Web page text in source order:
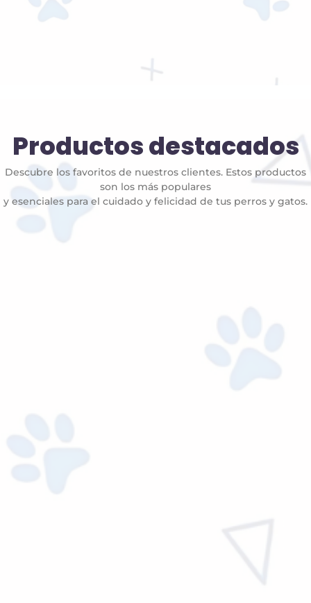
Productos destacados
Descubre los favoritos de nuestros clientes. Estos productos
son los más populares
y esenciales para el cuidado y felicidad de tus perros y gatos.